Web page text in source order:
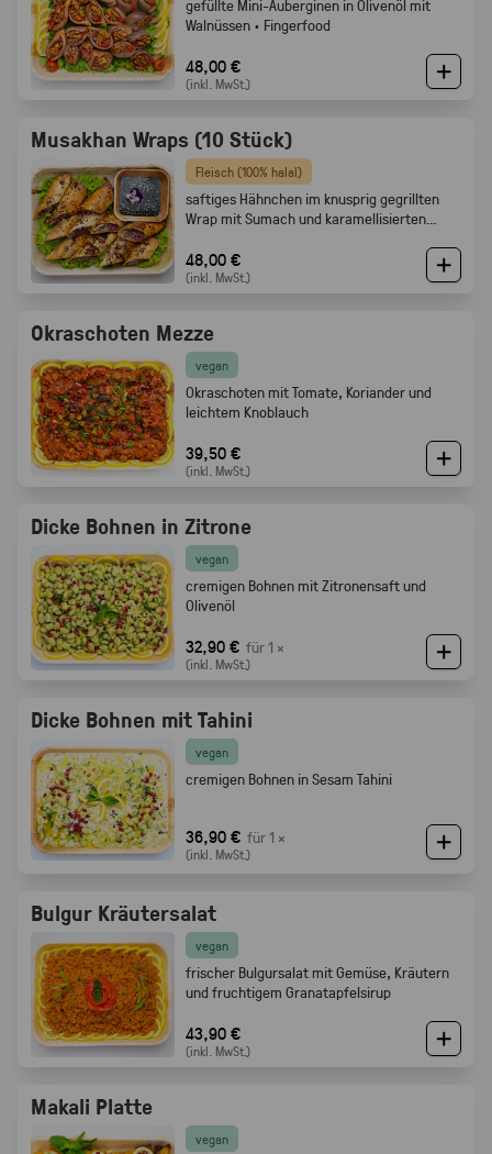
gefüllte Mini-Auberginen in Olivenöl mit
Walnüssen · Fingerfood
48,00 €
(inkl. MwSt.)
Musakhan Wraps (10 Stück)
Fleisch (100% halal)
saftiges Hähnchen im knusprig gegrillten
Wrap mit Sumach und karamellisierten
48,00 €
(inkl. MwSt.)
Okraschoten Mezze
vegan
Okraschoten mit Tomate, Koriander und
leichtem Knoblauch
39,50 €
(inkl. MwSt.)
Dicke Bohnen in Zitrone
vegan
cremigen Bohnen mit Zitronensaft und
Olivenöl
32,90 € für 1 ×
(inkl. MwSt.)
Dicke Bohnen mit Tahini
vegan
cremigen Bohnen in Sesam Tahini
36,90 € für 1 ×
(inkl. MwSt.)
Bulgur Kräutersalat
vegan
frischer Bulgursalat mit Gemüse, Kräutern
und fruchtigem Granatapfelsirup
43,90 €
(inkl. MwSt.)
Makali Platte
vegan